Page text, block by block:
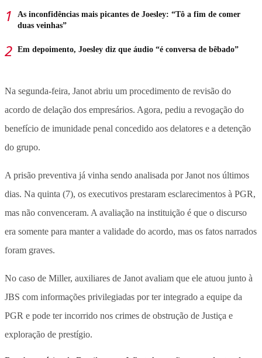
As inconfidências mais picantes de Joesley: “Tô a fim de comer
duas veinhas”
Em depoimento, Joesley diz que áudio “é conversa de bêbado”
Na segunda-feira, Janot abriu um procedimento de revisão do
acordo de delação dos empresários. Agora, pediu a revogação do
benefício de imunidade penal concedido aos delatores e a detenção
do grupo.
A prisão preventiva já vinha sendo analisada por Janot nos últimos
dias. Na quinta (7), os executivos prestaram esclarecimentos à PGR,
mas não convenceram. A avaliação na instituição é que o discurso
era somente para manter a validade do acordo, mas os fatos narrados
foram graves.
No caso de Miller, auxiliares de Janot avaliam que ele atuou junto à
JBS com informações privilegiadas por ter integrado a equipe da
PGR e pode ter incorrido nos crimes de obstrução de Justiça e
exploração de prestígio.